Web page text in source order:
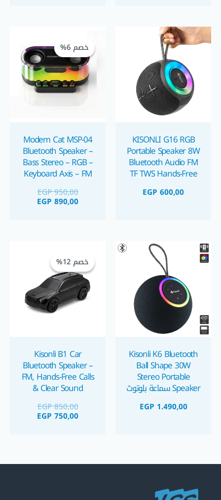
KISONLI G16 RGB
Portable Speaker 8W
Bluetooth Audio FM
TF TWS Hands-Free
1800mAh Battery
EGP 600,00
خصم 6%
خصم 6%
Modem Cat MSP-04
Bluetooth Speaker –
Bass Stereo – RGB –
Keyboard Axis – FM
EGP950,00
هو:
950,00.
EGP 890,00
هو:
890,00.
Kisonli K6 Bluetooth
Ball Shape 30W
Stereo Portable
Speaker سماعة بلوتوث
شكل كرةEGP 1.490,00
خصم 12%
خصم 12%
Kisonli B1 Car
Bluetooth Speaker –
FM, Hands-Free Calls
& Clear Sound
EGP850,00
EGP 750,00